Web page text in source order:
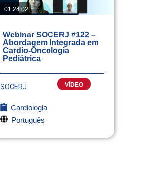
01:24:02
Webinar SOCERJ #122 –
Abordagem Integrada em
Cardio-Oncologia
Pediátrica
SOCERJ VÍDEO
Cardiologia
Português